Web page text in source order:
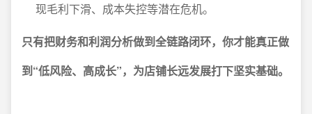
现毛利下滑、成本失控等潜在危机。
只有把财务和利润分析做到全链路闭环，你才能真正做
到“低风险、高成长”，为店铺长远发展打下坚实基础。